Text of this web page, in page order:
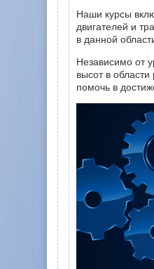
Наши курсы
двигателей и
в данной
Независимо от
высот в
помочь в